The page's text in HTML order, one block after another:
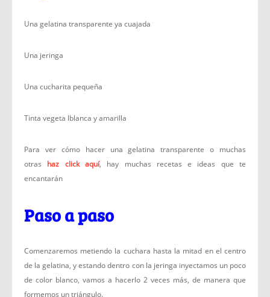
Una gelatina transparente ya cuajada
Una jeringa
Una cucharita pequeña
Tinta vegeta lblanca y amarilla
Para ver cómo hacer una gelatina transparente o muchas
otras haz click aquí, hay muchas recetas e ideas que te
encantarán
Paso a paso
Comenzaremos metiendo la cuchara hasta la mitad en el centro
de la gelatina, y estando dentro con la jeringa inyectamos un poco
de color blanco, vamos a hacerlo 2 veces más, de manera que
formemos un triángulo.